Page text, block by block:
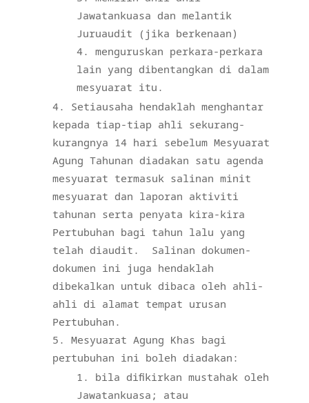
Jawatankuasa dan melantik
Juruaudit (jika berkenaan)
menguruskan perkara-perkara
lain yang dibentangkan di dalam
mesyuarat itu.
Setiausaha hendaklah menghantar
kepada tiap-tiap ahli sekurang-
kurangnya 14 hari sebelum Mesyuarat
Agung Tahunan diadakan satu agenda
mesyuarat termasuk salinan minit
mesyuarat dan laporan aktiviti
tahunan serta penyata kira-kira
Pertubuhan bagi tahun lalu yang
telah diaudit.
Salinan dokumen-
dokumen ini juga hendaklah
dibekalkan untuk dibaca oleh ahli-
ahli di alamat tempat urusan
Pertubuhan.
Mesyuarat Agung Khas bagi
pertubuhan ini boleh diadakan:
bila difikirkan mustahak oleh
Jawatankuasa; atau